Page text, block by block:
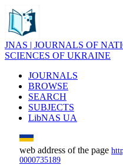
JNAS | JOURNALS OF
SCIENCES OF UKRAINE
JOURNALS
BROWSE
SEARCH
SUBJECTS
LibNAS UA
web address of the page
0000735189